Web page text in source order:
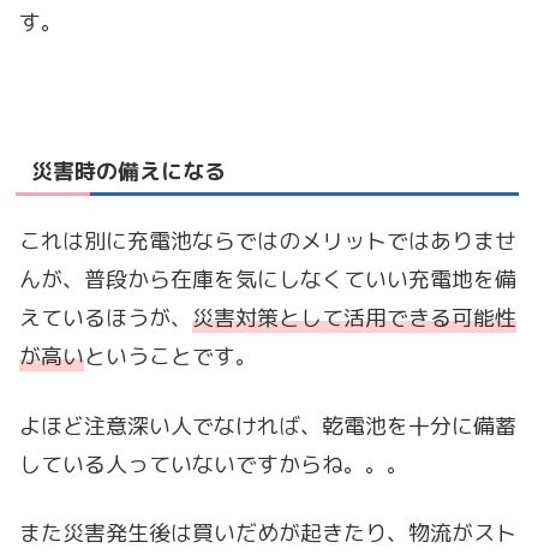
す。
災害時の備えになる
これは別に充電池ならではのメリットではありませ
んが、普段から在庫を気にしなくていい充電地を備
えているほうが、 災害対策として活用できる可能性
が高いということです。
よほど注意深い人でなければ、乾電池を十分に備蓄
している人っていないですからね。。。
また災害発生後は買いだめが起きたり、物流がスト